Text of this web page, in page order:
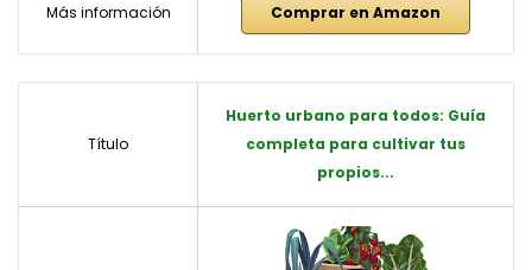
Más información Comprar en Amazon
Título
Huerto urbano para todos: Guía
completa para cultivar tus
propios...